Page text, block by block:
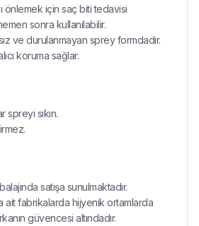
önlemek için saç biti tedavisi
sonra kullanılabilir.
ve durulanmayan sprey formdadır.
koruma sağlar.
spreyi sıkın.
satışa sunulmaktadır.
ait fabrikalarda hijyenik ortamlarda
güvencesi altındadır.